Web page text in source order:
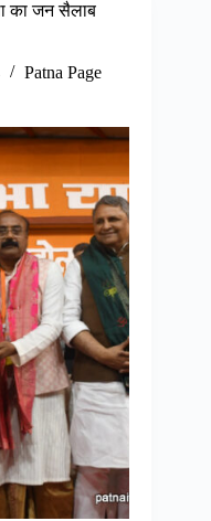
का जन सैलाब
Patna Page